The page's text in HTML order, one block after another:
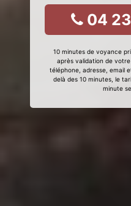
04
10 minutes de voyance
après validation de
téléphone, adresse, email
delà des 10 minutes, le
minute